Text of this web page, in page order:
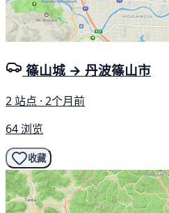
篠山城 → 丹波篠山市
2 站点 · 2个月前
64 浏览
收藏